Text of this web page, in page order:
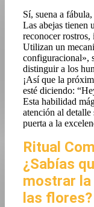
Sí, suena a
Las abejas tienen
reconocer rostros,
Utilizan un
configuracional»,
distinguir a los
¡Así que la
esté diciendo:
Esta habilidad
atención al
puerta a la
Ritual
¿Sabías
mostrar la
las flores?